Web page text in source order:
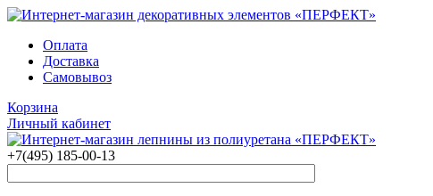
Оплата
Доставка
Самовывоз
Корзина
Личный кабинет
+7(495) 185-00-13